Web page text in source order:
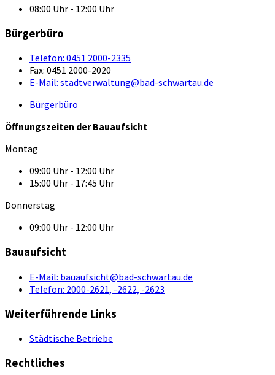
08:00 Uhr - 12:00 Uhr
Bürgerbüro
Telefon: 0451 2000-2335
Fax: 0451 2000-2020
E-Mail: stadtverwaltung@bad-schwartau.de
Bürgerbüro
Öffnungszeiten der Bauaufsicht
Montag
09:00 Uhr - 12:00 Uhr
15:00 Uhr - 17:45 Uhr
Donnerstag
09:00 Uhr - 12:00 Uhr
Bauaufsicht
E-Mail: bauaufsicht@bad-schwartau.de
Telefon: 2000-2621, -2622, -2623
Weiterführende Links
Städtische Betriebe
Rechtliches